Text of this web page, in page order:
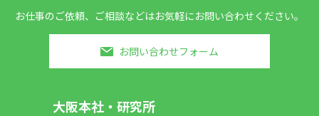
お仕事のご依頼、ご相談などはお気軽にお問い合わせください。
お問い合わせフォーム
大阪本社・研究所